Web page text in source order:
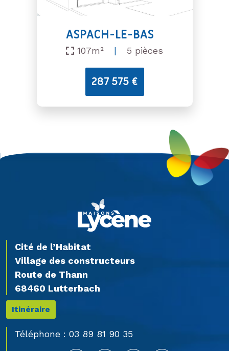
ASPACH-LE-BAS
107m² | 5 pièces
287 575 €
Cité de l’Habitat
Village des constructeurs
Route de Thann
68460 Lutterbach
Itinéraire
Téléphone : 03 89 81 90 35